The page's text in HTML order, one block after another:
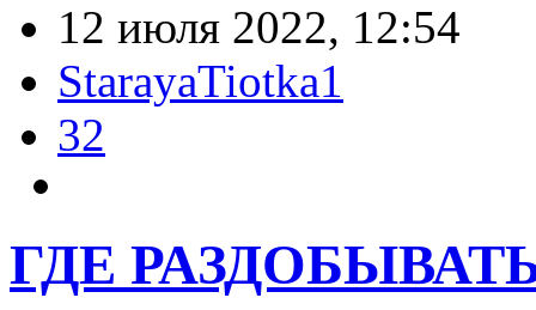
12 июля 2022, 12:54
StarayaTiotka1
32
ГДЕ